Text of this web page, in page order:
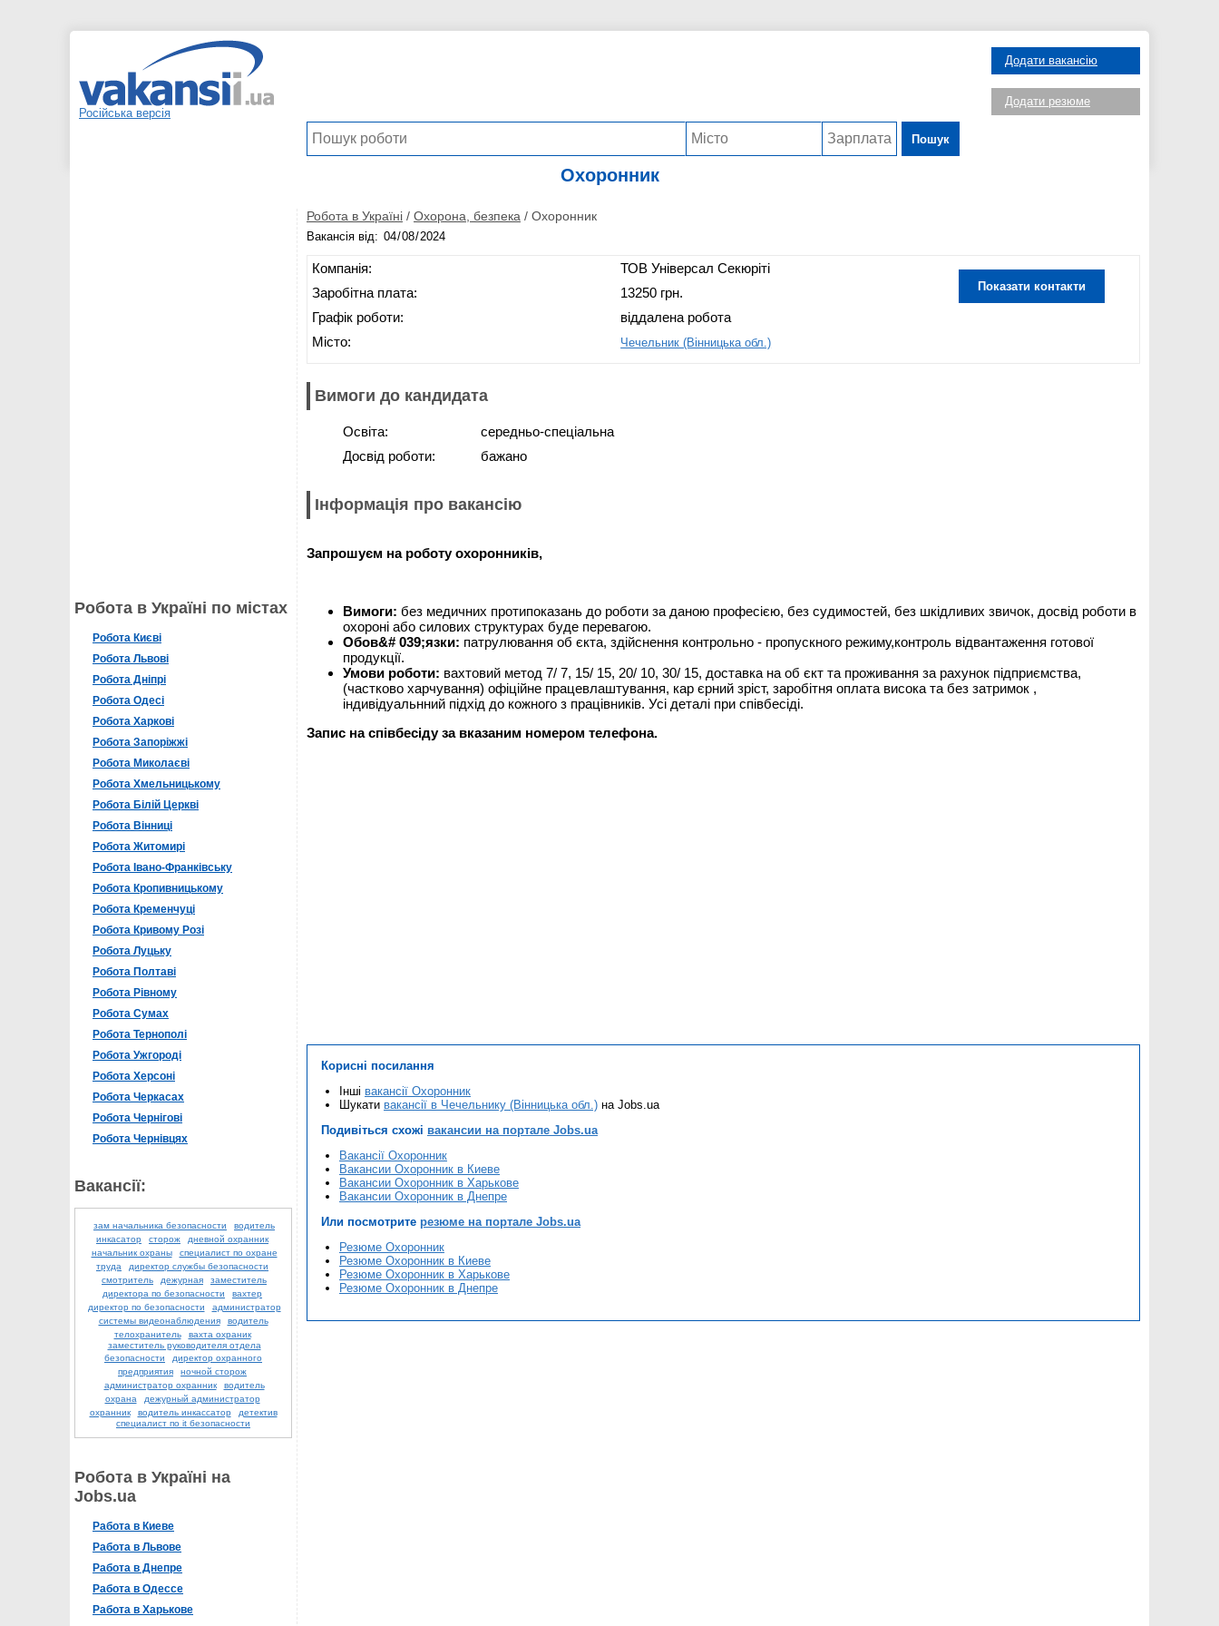
Російська версія
Пошук
Додати вакансію
Додати резюме
Охоронник
Робота в Україні по містах
Робота Києві
Робота Львові
Робота Дніпрі
Робота Одесі
Робота Харкові
Робота Запоріжжі
Робота Миколаєві
Робота Хмельницькому
Робота Білій Церкві
Робота Вінниці
Робота Житомирі
Робота Івано-Франківську
Робота Кропивницькому
Робота Кременчуці
Робота Кривому Розі
Робота Луцьку
Робота Полтаві
Робота Рівному
Робота Сумах
Робота Тернополі
Робота Ужгороді
Робота Херсоні
Робота Черкасах
Робота Чернігові
Робота Чернівцях
Вакансії:
зам начальника безопасности
водитель
инкасатор
сторож
дневной охранник
начальник охраны
специалист по охране
труда
директор службы безопасности
смотритель
дежурная
заместитель
директора по безопасности
вахтер
директор по безопасности
администратор
системы видеонаблюдения
водитель
телохранитель
вахта охраник
заместитель руководителя отдела
безопасности
директор охранного
предприятия
ночной сторож
администратор охранник
водитель
охрана
дежурный администратор
охранник
водитель инкассатор
детектив
специалист по it безопасности
Робота в Україні на
Jobs.ua
Работа в Киеве
Работа в Львове
Работа в Днепре
Работа в Одессе
Работа в Харькове
Робота в Україні / Охорона, безпека / Охоронник
Вакансія від:
Компанія:
Заробітна плата:
Графік роботи:
Місто:
ТОВ Універсал Секюріті
13250 грн.
віддалена робота
Чечельник (Вінницька обл.)
Показати контакти
Вимоги до кандидата
Освіта:
Досвід роботи:
середньо-спеціальна
бажано
Інформація про вакансію
Запрошуєм на роботу охоронників,
Вимоги: без медичних протипоказань до роботи за даною професією, без судимостей, без шкідливих звичок, досвід роботи в
охороні або силових структурах буде перевагою.
Обов&# 039;язки: патрулювання об єкта, здійснення контрольно - пропускного режиму,контроль відвантаження готової
продукції.
Умови роботи: вахтовий метод 7/ 7, 15/ 15, 20/ 10, 30/ 15, доставка на об єкт та проживання за рахунок підприємства,
(частково харчування) офіційне працевлаштування, кар єрний зріст, заробітня оплата висока та без затримок ,
індивідуальнний підхід до кожного з працівників. Усі деталі при співбесіді.
Запис на співбесіду за вказаним номером телефона.
Корисні посилання
Інші вакансії Охоронник
Шукати вакансії в Чечельнику (Вінницька обл.) на Jobs.ua
Подивіться схожі вакансии на портале Jobs.ua
Вакансії Охоронник
Вакансии Охоронник в Киеве
Вакансии Охоронник в Харькове
Вакансии Охоронник в Днепре
Или посмотрите резюме на портале Jobs.ua
Резюме Охоронник
Резюме Охоронник в Киеве
Резюме Охоронник в Харькове
Резюме Охоронник в Днепре